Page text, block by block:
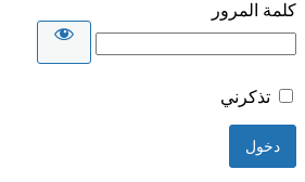
كلمة المرور
تذكرني